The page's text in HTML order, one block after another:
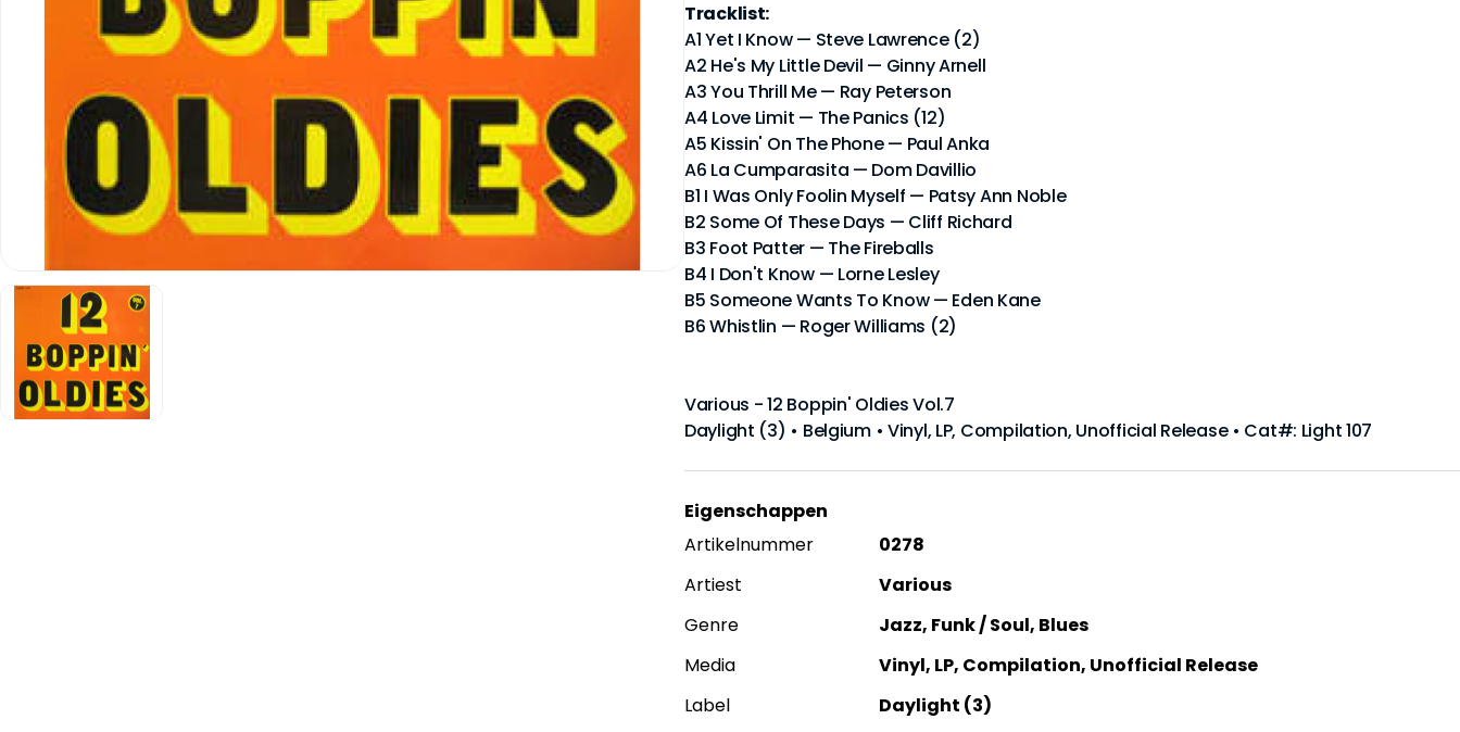
Tracklist:
A1 Yet I Know — Steve Lawrence (2)
A2 He's My Little Devil — Ginny Arnell
A3 You Thrill Me — Ray Peterson
A4 Love Limit — The Panics (12)
A5 Kissin' On The Phone — Paul Anka
A6 La Cumparasita — Dom Davillio
B1 I Was Only Foolin Myself — Patsy Ann Noble
B2 Some Of These Days — Cliff Richard
B3 Foot Patter — The Fireballs
B4 I Don't Know — Lorne Lesley
B5 Someone Wants To Know — Eden Kane
B6 Whistlin — Roger Williams (2)
Various - 12 Boppin' Oldies Vol.7
Daylight (3) • Belgium • Vinyl, LP, Compilation, Unofficial Release • Cat#: Light 107
Eigenschappen
Artikelnummer
0278
Artiest
Various
Genre
Jazz, Funk / Soul, Blues
Media
Vinyl, LP, Compilation, Unofficial Release
Label
Daylight (3)